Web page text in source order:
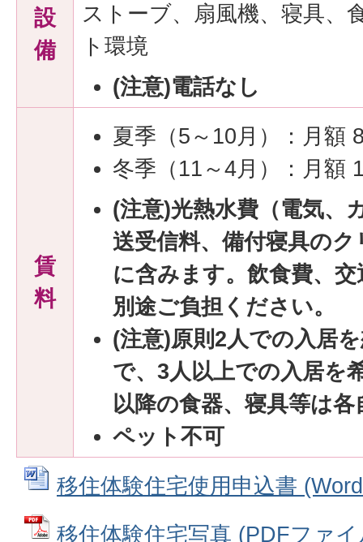
設
備
ストーブ、扇風機、寝具、
ト環境
(注意)電話なし
賃
料
夏季（5～10月）：月額
冬季（11～4月）：月額
(注意)光熱水費（電気、
送受信料、備付寝具の
に含みます。飲食費、
別途ご負担ください。
(注意)原則2人での入居
で、3人以上での入居を
以降の食器、寝具等は
ペット不可
移住体験住宅使用申込書
移住体験住宅写真 (PDFファ